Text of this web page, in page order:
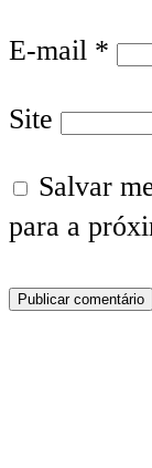
E-mail *
Site
Salvar
para a